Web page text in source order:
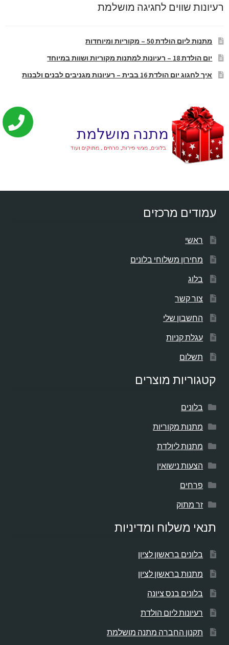
רעיונות שווים לחגיגה מושלמת
מתנות ליום הולדת 50 – מקוריות ומיוחדות
יום הולדת 18 – רעיונות למתנות מקוריות ושוות במיוחד
איך לחגוג יום הולדת 16 בבית – רעיונות מגניבים לבנים ולבנות
עמודים מרכזים
ראשי
מחירון משלוחי בלונים
בלוג
צור קשר
החשבון שלי
עגלת קניות
תשלום
קטגוריות מוצרים
בלונים
מתנות מקוריות
מתנות ליולדת
הצעות נישואין
פרחים
זר מתוק
תנאי משלוח ומדיניות
בלונים בראשון לציון
מתנות בראשון לציון
בלונים בנס ציונה
רעיונות ליום הולדת
תקנון החברה מתנה מושלמת